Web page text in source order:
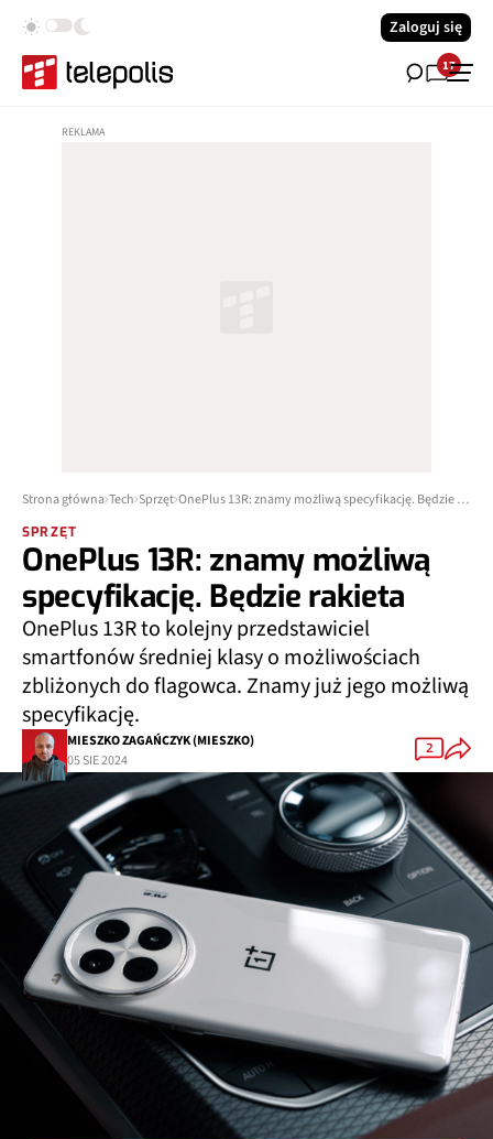
Zaloguj się
17
Strona główna Tech Sprzęt OnePlus 13R: znamy możliwą specyfikację. Będzie rakieta
SPRZĘT
OnePlus 13R: znamy możliwą
specyfikację. Będzie rakieta
OnePlus 13R to kolejny przedstawiciel
smartfonów średniej klasy o możliwościach
zbliżonych do flagowca. Znamy już jego możliwą
specyfikację.
MIESZKO ZAGAŃCZYK (MIESZKO)
05 SIE 2024
2